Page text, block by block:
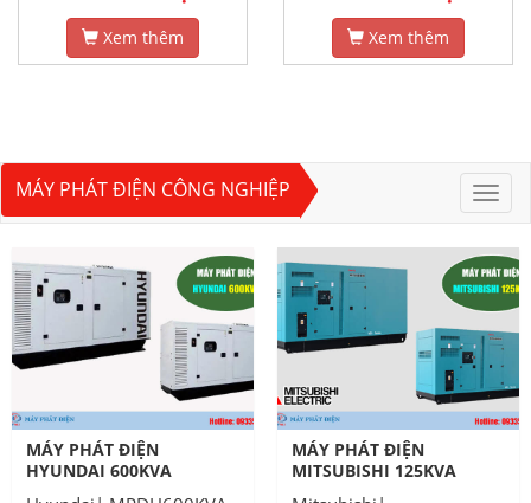
Xem thêm Xem thêm
MÁY PHÁT ĐIỆN CÔNG NGHIỆP
MÁY PHÁT ĐIỆN
HYUNDAI 600KVA
MÁY PHÁT ĐIỆN
MITSUBISHI 125KVA